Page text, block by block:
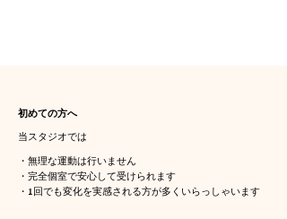
初めての方へ
当スタジオでは
​・無理な運動は行いません
・完全個室で安心して受けられます
・1回でも変化を実感される方が多くいらっしゃいます